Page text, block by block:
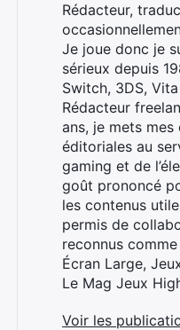
Rédacteur,
Je joue donc je
sérieux depuis
Switch, 3DS,
Rédacteur
ans, je mets
éditoriales au
gaming et de
goût prononcé
les contenus
permis de
reconnus
Écran Large,
Le Mag Jeux
Voir les